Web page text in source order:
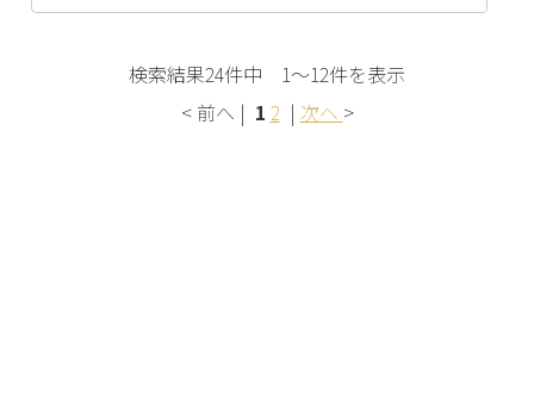
検索結果24件中 1～12件を表示
< 前へ | 1 2| 次へ >